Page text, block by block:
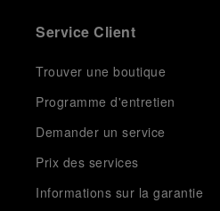
Service Client
Trouver une boutique
Programme d'entretien
Demander un service
Prix des services
Informations sur la garantie